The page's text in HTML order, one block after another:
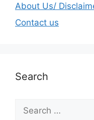
About Us/
Contact us
Search